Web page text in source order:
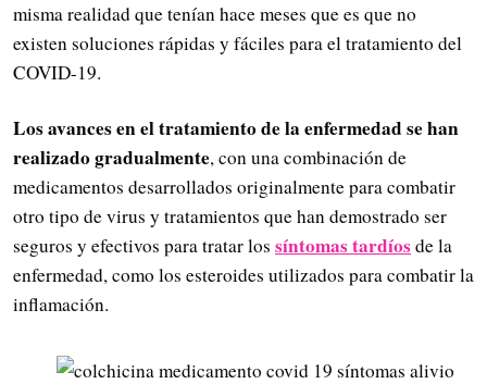
misma realidad que tenían hace meses que es que no
existen soluciones rápidas y fáciles para el tratamiento del
COVID-19.
Los avances en el tratamiento de la enfermedad se han
realizado gradualmente, con una combinación de
medicamentos desarrollados originalmente para combatir
otro tipo de virus y tratamientos que han demostrado ser
seguros y efectivos para tratar los síntomas tardíosde la
enfermedad, como los esteroides utilizados para combatir la
inflamación.